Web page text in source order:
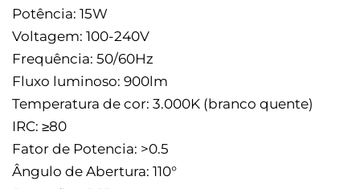
Potência: 15W
Voltagem: 100-240V
Frequência: 50/60Hz
Fluxo luminoso: 900lm
Temperatura de cor: 3.000K (branco quente)
IRC: ≥80
Fator de Potencia: >0.5
Ângulo de Abertura: 110°